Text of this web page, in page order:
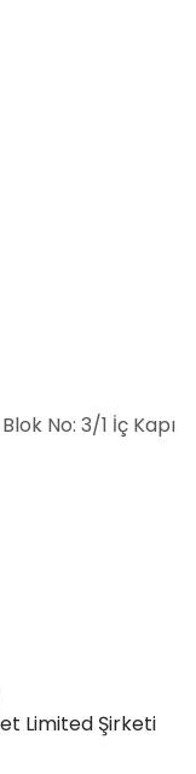
No: 3/1 İç Kapı
Limited Şirketi